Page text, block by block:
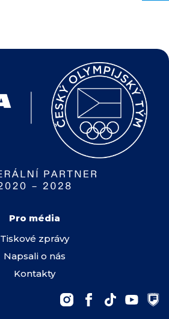
Pro média
Tiskové zprávy
Napsali o nás
Kontakty